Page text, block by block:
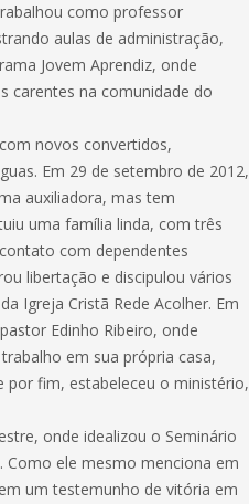
como professor
aulas de administração,
Jovem Aprendiz, onde
carentes na comunidade do
novos convertidos,
Em 29 de setembro de 2012,
auxiliadora, mas tem
uma família linda, com três
com dependentes
libertação e discipulou vários
Igreja Cristã Rede Acolher. Em
Edinho Ribeiro, onde
em sua própria casa,
fim, estabeleceu o ministério,
onde idealizou o Seminário
Como ele mesmo menciona em
um testemunho de vitória em